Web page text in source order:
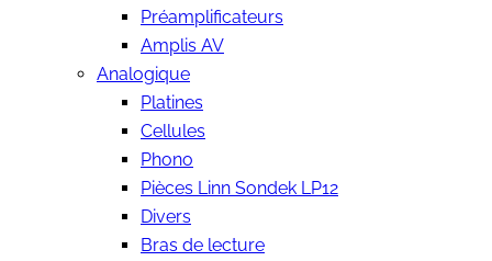
Préamplificateurs
Amplis AV
Analogique
Platines
Cellules
Phono
Pièces Linn Sondek LP12
Divers
Bras de lecture